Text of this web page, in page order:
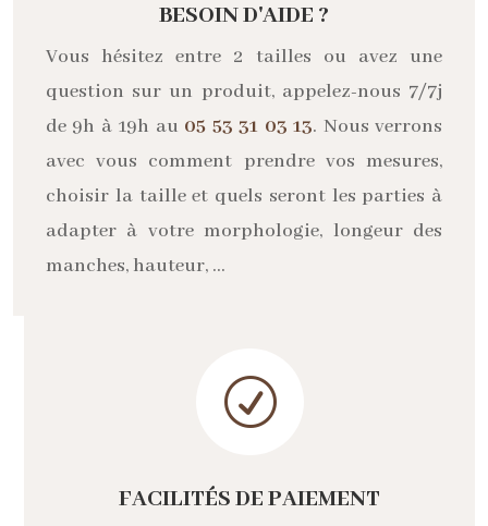
BESOIN D'AIDE ?
Vous hésitez entre 2 tailles ou avez une
question sur un produit, appelez-nous 7/7j
de 9h à 19h au 05 53 31 03 13. Nous verrons
avec vous comment prendre vos mesures,
choisir la taille et quels seront les parties à
adapter à votre morphologie, longeur des
manches, hauteur, …
R
FACILITÉS DE PAIEMENT